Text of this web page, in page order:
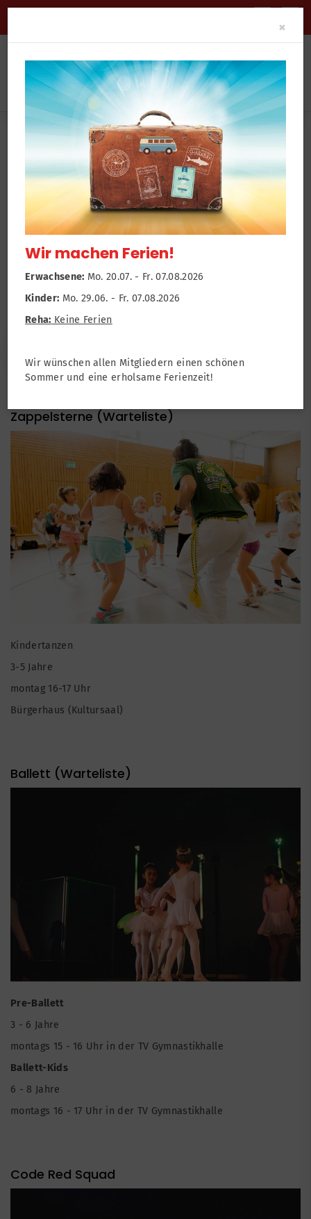
Sportangebote und Abteilungen
Tanzen
Kinder & Jugendliche
Tanzangebot für Kinder &
Jugendliche
Wir bitten um eine Voranmeldung für eine
Zappelsterne (Warteliste)
Kindertanzen
3-5 Jahre
montag 16-17 Uhr
Bürgerhaus (Kultursaal)
Ballett (Warteliste)
Pre-Ballett
3 - 6 Jahre
montags 15 - 16 Uhr in der TV Gymnastikhalle
Ballett-Kids
6 - 8 Jahre
montags 16 - 17 Uhr in der TV Gymnastikhalle
Code Red Squad
×
Wir machen Ferien!
Erwachsene: Mo. 20.07. - Fr. 07.08.2026
Kinder: Mo. 29.06. - Fr. 07.08.2026
Reha: Keine Ferien
Wir wünschen allen Mitgliedern einen schönen
Sommer und eine erholsame Ferienzeit!